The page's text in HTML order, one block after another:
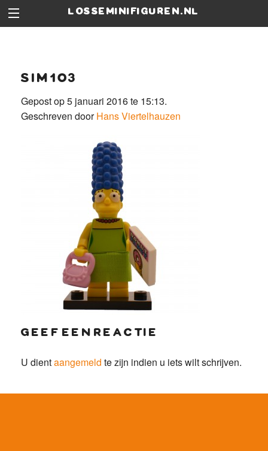
losseminifiguren.nl
sim103
Gepost op 5 januari 2016 te 15:13.
Geschreven doorHans Viertelhauzen
geef een reactie
U dientaangemeld te zijn indien u iets wilt schrijven.